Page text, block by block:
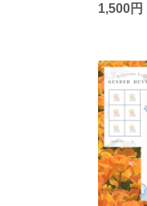
1,500円